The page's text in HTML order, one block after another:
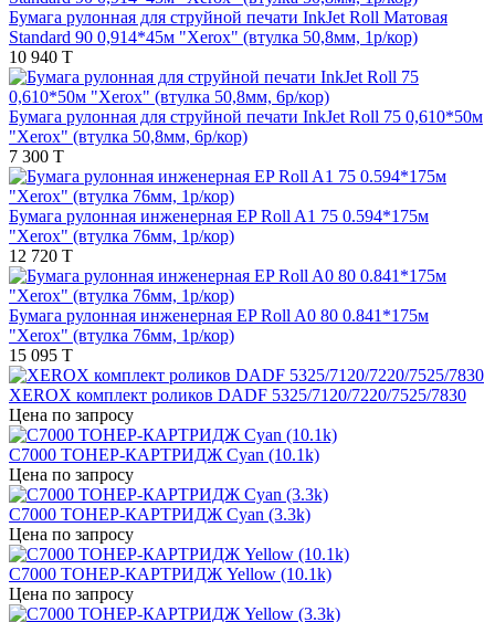
Бумага рулонная для струйной печати InkJet Roll Матовая
Standard 90 0,914*45м "Xerox" (втулка 50,8мм, 1р/кор)
10 940 T
Бумага рулонная для струйной печати InkJet Roll 75 0,610*50м
"Xerox" (втулка 50,8мм, 6р/кор)
7 300 T
Бумага рулонная инженерная EP Roll A1 75 0.594*175м
"Xerox" (втулка 76мм, 1р/кор)
12 720 T
Бумага рулонная инженерная EP Roll A0 80 0.841*175м
"Xerox" (втулка 76мм, 1р/кор)
15 095 T
XEROX комплект роликов DADF 5325/7120/7220/7525/7830
Цена по запросу
C7000 ТОНЕР-КАРТРИДЖ Cyan (10.1k)
Цена по запросу
C7000 ТОНЕР-КАРТРИДЖ Cyan (3.3k)
Цена по запросу
C7000 ТОНЕР-КАРТРИДЖ Yellow (10.1k)
Цена по запросу